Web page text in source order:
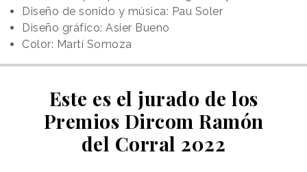
Diseño de sonido y música: Pau Soler
Diseño gráfico: Asier Bueno
Color: Martí Somoza
Este es el jurado de los
Premios Dircom Ramón
del Corral 2022